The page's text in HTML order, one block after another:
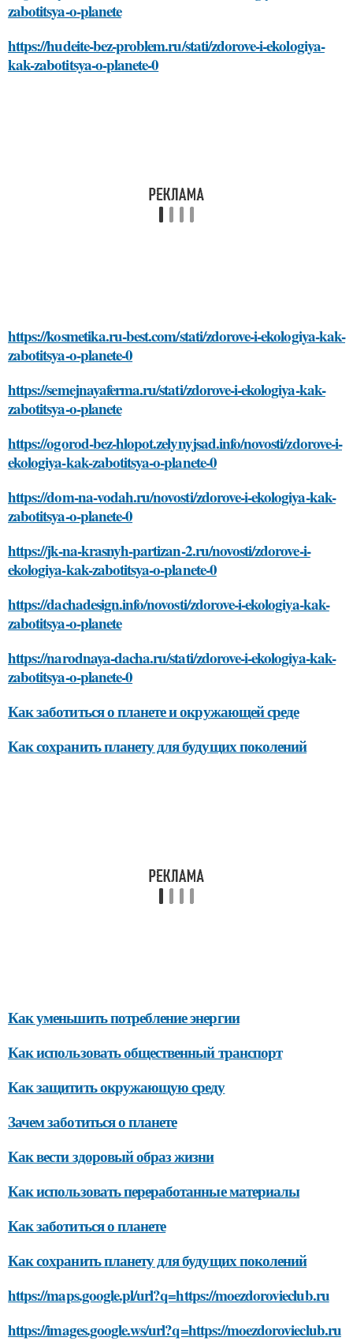
zabotitsya-o-planete
https://hudeite-bez-problem.ru/stati/zdorove-i-ekologiya-
kak-zabotitsya-o-planete-0
https://kosmetika.ru-best.com/stati/zdorove-i-ekologiya-kak-
zabotitsya-o-planete-0
https://semejnayaferma.ru/stati/zdorove-i-ekologiya-kak-
zabotitsya-o-planete
https://ogorod-bez-hlopot.zelynyjsad.info/novosti/zdorove-i-
ekologiya-kak-zabotitsya-o-planete-0
https://dom-na-vodah.ru/novosti/zdorove-i-ekologiya-kak-
zabotitsya-o-planete-0
https://jk-na-krasnyh-partizan-2.ru/novosti/zdorove-i-
ekologiya-kak-zabotitsya-o-planete-0
https://dachadesign.info/novosti/zdorove-i-ekologiya-kak-
zabotitsya-o-planete
https://narodnaya-dacha.ru/stati/zdorove-i-ekologiya-kak-
zabotitsya-o-planete-0
Как заботиться о планете и окружающей среде
Как сохранить планету для будущих поколений
Как уменьшить потребление энергии
Как использовать общественный транспорт
Как защитить окружающую среду
Зачем заботиться о планете
Как вести здоровый образ жизни
Как использовать переработанные материалы
Как заботиться о планете
Как сохранить планету для будущих поколений
https://maps.google.pl/url?q=https://moezdorovieclub.ru
https://images.google.ws/url?q=https://moezdorovieclub.ru